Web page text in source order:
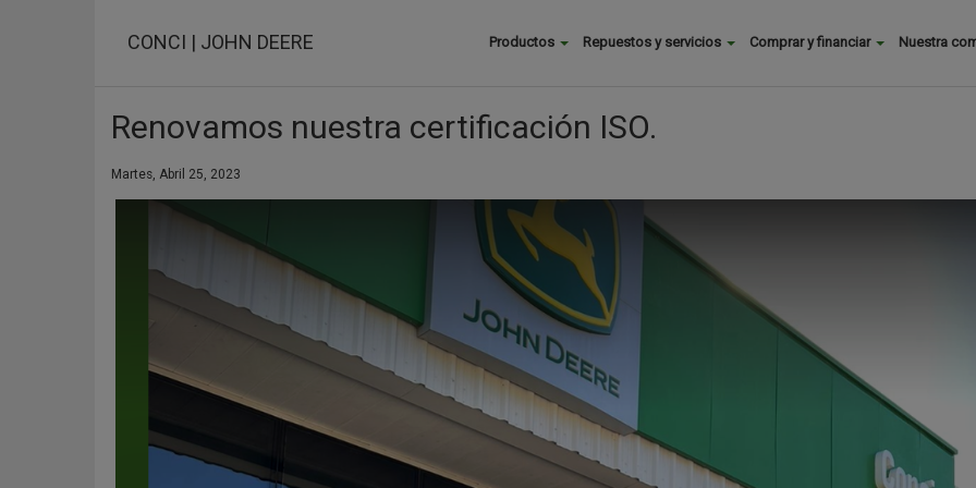
CONCI | JOHN DEERE Buscar
Productos Repuestos y servicios Comprar y financiar Nuestra
Renovamos nuestra certificación ISO.
Martes, Abril 25, 2023